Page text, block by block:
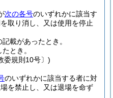
次の各号のいずれかに該当す
取り消し、又は使用を停止
載があったとき。
とき。
委規則10号〕)
のいずれかに該当する者に対
を禁止し、又は退場を命ず